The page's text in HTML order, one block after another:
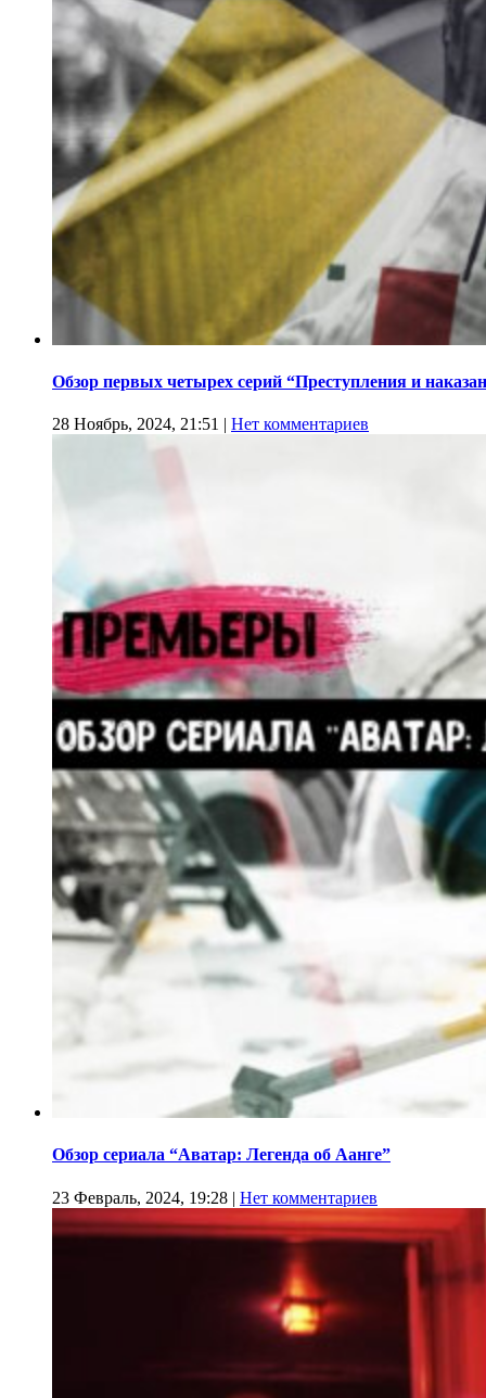
Обзор первых четырех серий “Преступления и
28 Ноябрь, 2024, 21:51 | Нет комментариев
Обзор сериала “Аватар: Легенда об Аанге”
23 Февраль, 2024, 19:28 | Нет комментариев